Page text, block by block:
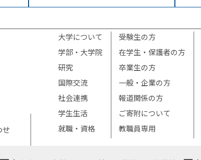
せ
大学について
学部・大学院
研究
国際交流
社会連携
学生生活
就職・資格
受験生の方
在学生・保護者の方
卒業生の方
一般・企業の方
報道関係の方
ご寄附について
教職員専用